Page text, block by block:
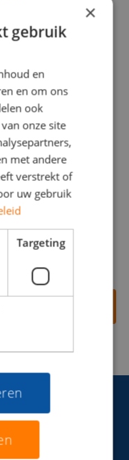
je
Benno staat
×
gebruik
en
en om ons
ook
onze site
met andere
verstrekt of
uw gebruik
Targeting